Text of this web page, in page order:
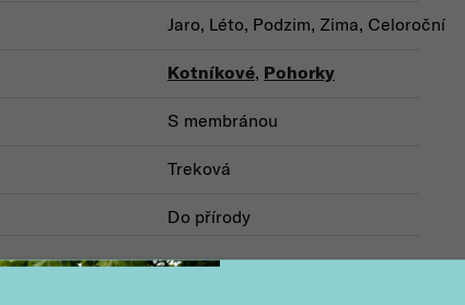
Jaro, Léto, Podzim, Zima, Celoroční
Kotníkové, Pohorky
S membránou
Treková
Do přírody